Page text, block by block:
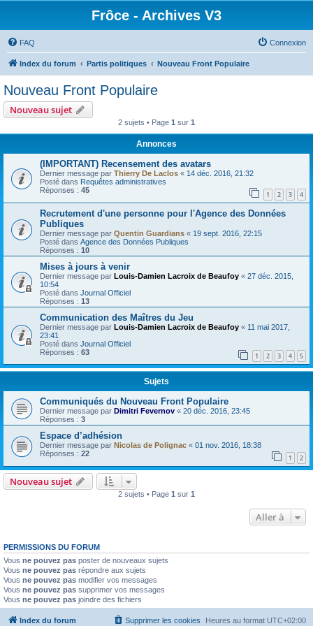
Frôce - Archives V3
FAQ Connexion
Index du forum Partis politiques Nouveau Front Populaire
Nouveau Front Populaire
Nouveau sujet
2 sujets • Page 1 sur 1
Annonces
(IMPORTANT) Recensement des avatars
Dernier message par Thierry De Laclos « 14 déc. 2016, 21:32
Posté dans Requêtes administratives
Réponses : 45 1 2 3 4
Recrutement d'une personne pour l'Agence des Données
Publiques
Dernier message par Quentin Guardians « 19 sept. 2016, 22:15
Posté dans Agence des Données Publiques
Réponses : 10
Mises à jours à venir
Dernier message par Louis-Damien Lacroix de Beaufoy « 27 déc. 2015,
10:54
Posté dans Journal Officiel
Réponses : 13
Communication des Maîtres du Jeu
Dernier message par Louis-Damien Lacroix de Beaufoy « 11 mai 2017,
23:41
Posté dans Journal Officiel
Réponses : 63 1 2 3 4 5
Sujets
Communiqués du Nouveau Front Populaire
Dernier message par Dimitri Fevernov « 20 déc. 2016, 23:45
Réponses : 3
Espace d’adhésion
Dernier message par Nicolas de Polignac « 01 nov. 2016, 18:38
Réponses : 22 1 2
Nouveau sujet
2 sujets • Page 1 sur 1
Aller à
PERMISSIONS DU FORUM
Vous ne pouvez pas poster de nouveaux sujets
Vous ne pouvez pas répondre aux sujets
Vous ne pouvez pas modifier vos messages
Vous ne pouvez pas supprimer vos messages
Vous ne pouvez pas joindre des fichiers
Index du forum Heures au format UTC+02:00
Supprimer les cookies